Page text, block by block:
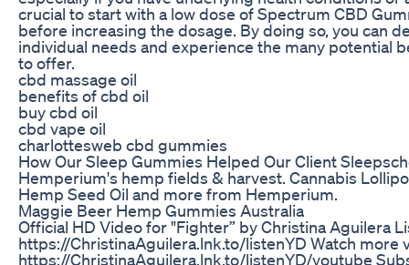
crucial to start with a low dose of Spectrum CBD
before increasing the dosage. By doing so, you can
individual needs and experience the many potential
to offer.
cbd massage oil
benefits of cbd oil
buy cbd oil
cbd vape oil
charlottesweb cbd gummies
How Our Sleep Gummies Helped Our Client
Hemperium's hemp fields & harvest. Cannabis
Hemp Seed Oil and more from Hemperium.
Maggie Beer Hemp Gummies Australia
Official HD Video for "Fighter” by Christina Aguilera
https://ChristinaAguilera.lnk.to/listenYD Watch more
https://ChristinaAguilera.lnk.to/listenYD/youtube